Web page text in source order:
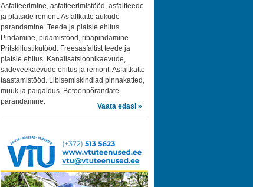
Asfalteerimine, asfalteerimistööd, asfaltteede
ja platside remont. Asfaltkatte aukude
parandamine. Teede ja platsie ehitus.
Pindamine, pidamistööd, ribapindamine.
Pritskillustikutööd. Freesasfaltist teede ja
platsie ehitus. Kanalisatsioonikaevude,
sadeveekaevude ehitus ja remont. Asfaltkatte
taastamistööd. Libisemiskindlad pinnakatted,
müük ja paigaldus. Betoonpõrandate
parandamine.
Vaata edasi »